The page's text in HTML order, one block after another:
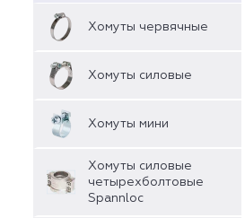
Хомуты червячные
Хомуты силовые
Хомуты мини
Хомуты силовые
четырехболтовые
Spannloc